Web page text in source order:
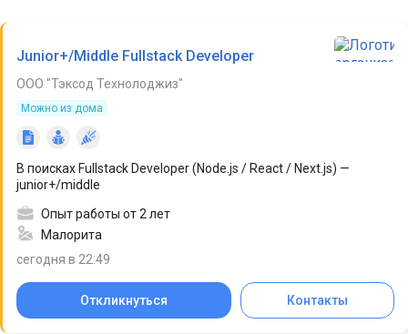
Junior+/Middle Fullstack Developer
ООО "Тэксод Технолоджиз"
Можно из дома
В поисках Fullstack Developer (Node.js / React / Next.js) —
junior+/middle
Опыт работы от 2 лет
Малорита
сегодня в 22:49
Откликнуться Контакты